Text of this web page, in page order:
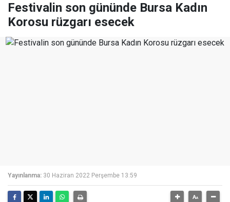
Festivalin son gününde Bursa Kadın
Korosu rüzgarı esecek
Yayınlanma: 30 Haziran 2022 Perşembe 13:59